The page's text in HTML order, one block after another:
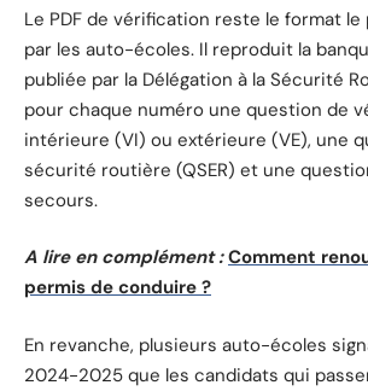
Le PDF de vérification reste le format le
par les auto-écoles. Il reproduit la
publiée par la Délégation à la Sécurité
pour chaque numéro une question de
intérieure (VI) ou extérieure (VE), une
sécurité routière (QSER) et une
secours.
A lire en complément : Comment
permis de conduire ?
En revanche, plusieurs auto-écoles
2024-2025 que les candidats qui